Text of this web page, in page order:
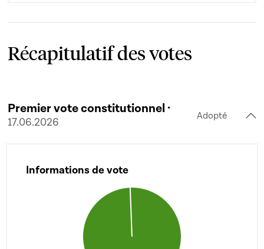
Récapitulatif des votes
Premier vote constitutionnel ·
17.06.2026
Adopté
Informations de vote